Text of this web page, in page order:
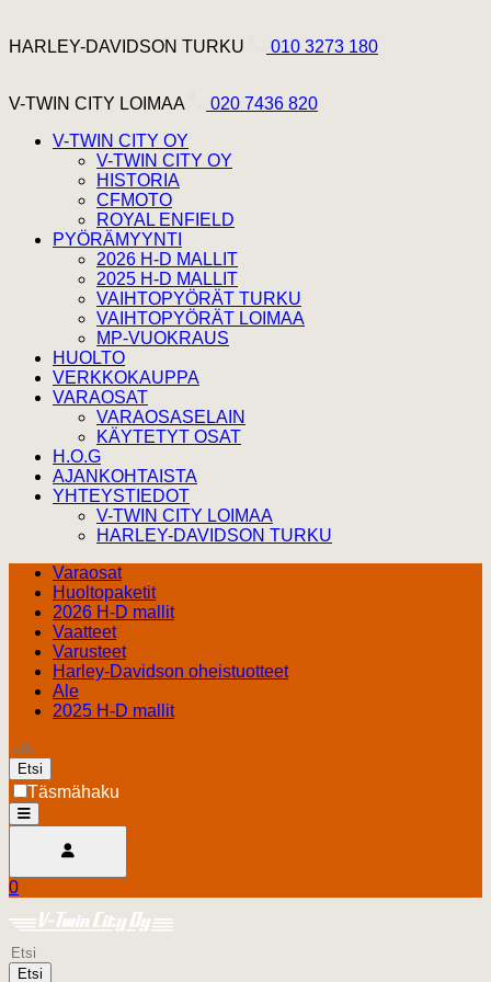
HARLEY-DAVIDSON TURKU
010 3273 180
V-TWIN CITY LOIMAA
020 7436 820
V-TWIN CITY OY
V-TWIN CITY OY
HISTORIA
CFMOTO
ROYAL ENFIELD
PYÖRÄMYYNTI
2026 H-D MALLIT
2025 H-D MALLIT
VAIHTOPYÖRÄT TURKU
VAIHTOPYÖRÄT LOIMAA
MP-VUOKRAUS
HUOLTO
VERKKOKAUPPA
VARAOSAT
VARAOSASELAIN
KÄYTETYT OSAT
H.O.G
AJANKOHTAISTA
YHTEYSTIEDOT
V-TWIN CITY LOIMAA
HARLEY-DAVIDSON TURKU
Varaosat
Huoltopaketit
2026 H-D mallit
Vaatteet
Varusteet
Harley-Davidson oheistuotteet
Ale
2025 H-D mallit
Etsi
Täsmähaku
open
Ostoskori
0.00 €
0
Harley Davidson Turku
Etsi